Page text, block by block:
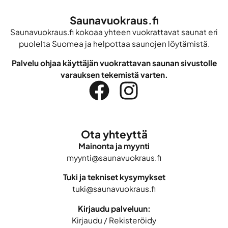
Saunavuokraus.fi
Saunavuokraus.fi kokoaa yhteen vuokrattavat saunat eri
puolelta Suomea ja helpottaa saunojen löytämistä.
Palvelu ohjaa käyttäjän vuokrattavan saunan sivustolle
varauksen tekemistä varten.
Ota yhteyttä
Mainonta ja myynti
myynti@saunavuokraus.fi
Tuki ja tekniset kysymykset
tuki@saunavuokraus.fi
Kirjaudu palveluun:
Kirjaudu / Rekisteröidy